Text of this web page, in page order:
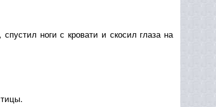
ноги с кровати и скосил глаза на